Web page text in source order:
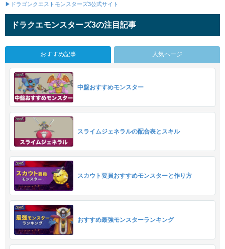
▶ドラゴンクエストモンスターズ3公式サイト
ドラクエモンスターズ3の注目記事
おすすめ記事 人気ページ
中盤おすすめモンスター
スライムジェネラルの配合表とスキル
スカウト要員おすすめモンスターと作り方
おすすめ最強モンスターランキング